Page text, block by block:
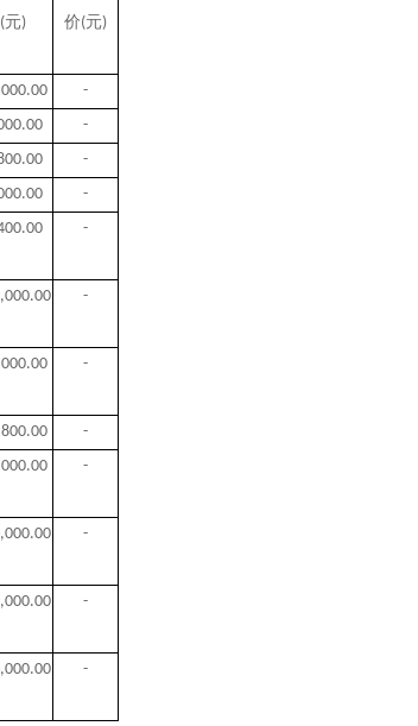
(元)
价(元)
-
-
-
-
-
-
-
-
-
-
-
-